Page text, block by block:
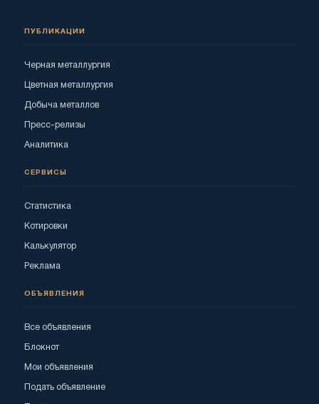
ПУБЛИКАЦИИ
Черная металлургия
Цветная металлургия
Добыча металлов
Пресс-релизы
Аналитика
СЕРВИСЫ
Статистика
Котировки
Калькулятор
Реклама
ОБЪЯВЛЕНИЯ
Все объявления
Блокнот
Мои объявления
Подать объявление